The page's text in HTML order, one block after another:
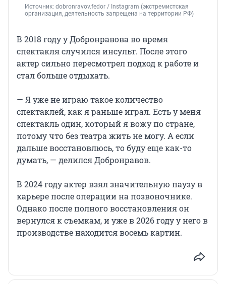
Источник: dobronravov.fedor / Instagram (экстремистская
организация, деятельность запрещена на территории РФ)
В 2018 году у Добронравова во время
спектакля случился инсульт. После этого
актер сильно пересмотрел подход к работе и
стал больше отдыхать.
— Я уже не играю такое количество
спектаклей, как я раньше играл. Есть у меня
спектакль один, который я вожу по стране,
потому что без театра жить не могу. А если
дальше восстановлюсь, то буду еще как-то
думать, — делился Добронравов.
В 2024 году актер взял значительную паузу в
карьере после операции на позвоночнике.
Однако после полного восстановления он
вернулся к съемкам, и уже в 2026 году у него в
производстве находится восемь картин.